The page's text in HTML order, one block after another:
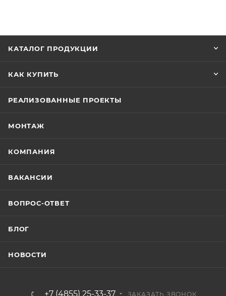
КАТАЛОГ ПРОДУКЦИИ
КАК КУПИТЬ
РЕАЛИЗОВАННЫЕ ПРОЕКТЫ
МОНТАЖ
КОМПАНИЯ
ВАКАНСИИ
ВОПРОС-ОТВЕТ
БЛОГ
НОВОСТИ
+7 (4855) 25-33-37 ЗАКАЗАТЬ ЗВОНОК